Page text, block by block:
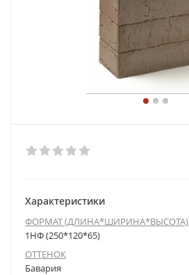
Характеристики
ФОРМАТ (ДЛИНА*ШИРИНА*ВЫСОТА)
1НФ (250*120*65)
ОТТЕНОК
Бавария